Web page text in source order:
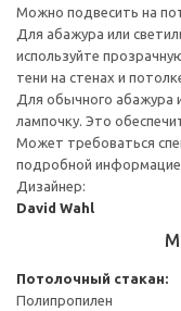
Можно подвесить на
Для абажура или
используйте
тени на стенах и
Для обычного абажура
лампочку. Это
Может требоваться
подробной
Дизайнер:
David Wahl
Потолочный стакан:
Полипропилен